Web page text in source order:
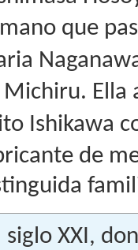
que
Michiru. Ella
Ishikawa
de
siglo XXI,